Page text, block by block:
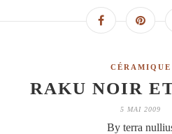
CÉRAMIQUE
RAKU NOIR
5 MAI 2009
By terra